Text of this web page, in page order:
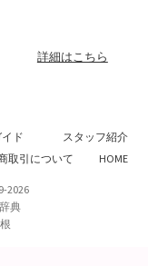
詳細はこちら
ド
スタッフ紹介
取引について HOME
2026
典